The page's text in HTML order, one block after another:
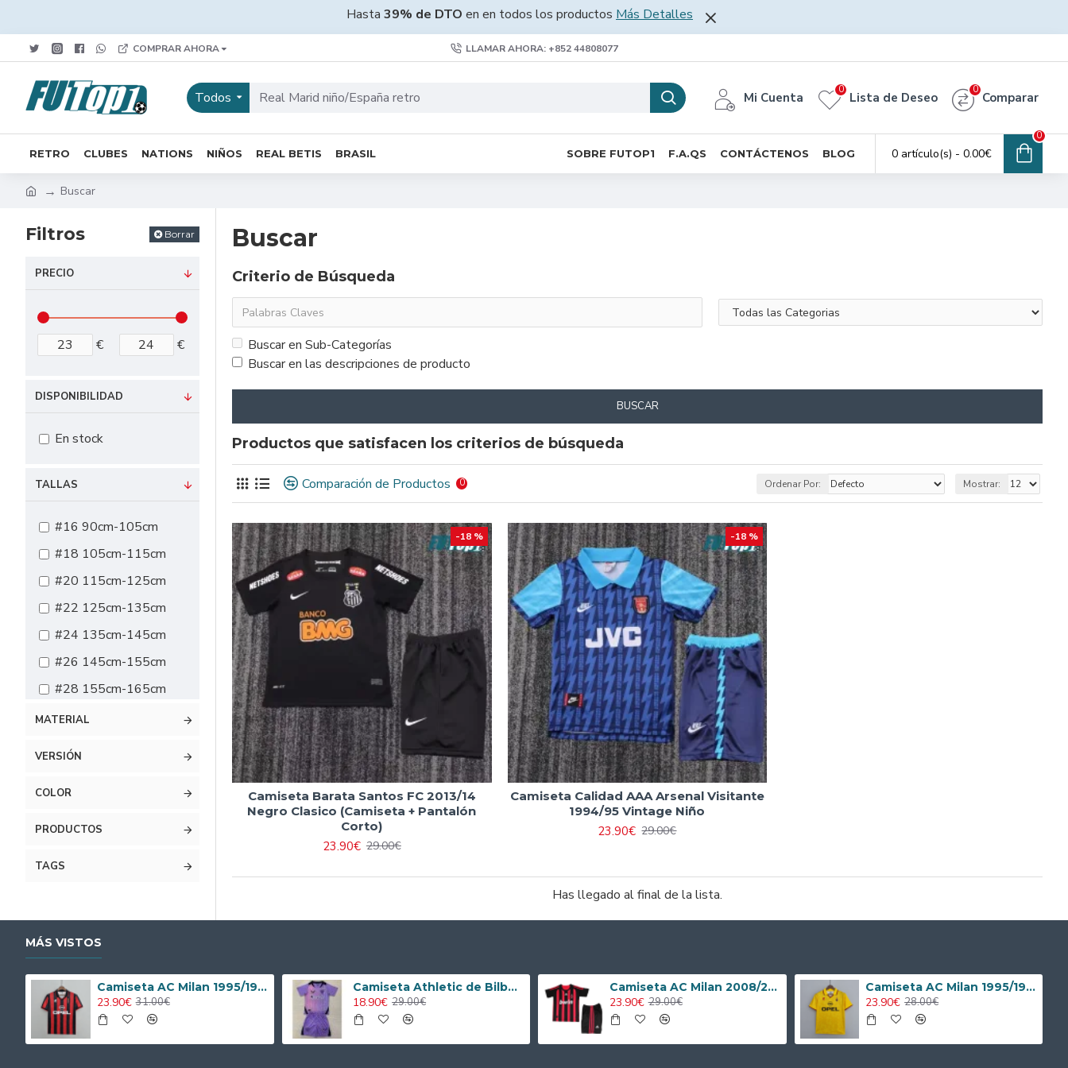
Hasta 39% de DTO en en todos los productos Más Detalles
COMPRAR AHORA LLAMAR AHORA: +852 44808077
Todos Mi Cuenta Lista de Deseo
0
Comparar
0
RETRO CLUBES NATIONS NIÑOS REAL BETIS BRASIL SOBRE FUTOP1 F.A.QS CONTÁCTENOS BLOG 0 artículo(s) - 0.00€
0
Buscar
Filtros Borrar
PRECIO
€ €
MATERIAL
VERSIÓN
COLOR
PRODUCTOS
TALLAS
#16 90cm-105cm
#18 105cm-115cm
#20 115cm-125cm
#22 125cm-135cm
#24 135cm-145cm
#26 145cm-155cm
#28 155cm-165cm
TAGS
DISPONIBILIDAD
En stock
Buscar
Criterio de Búsqueda
Buscar en Sub-Categorías
Buscar en las descripciones de producto
BUSCAR
Productos que satisfacen los criterios de búsqueda
Comparación de Productos 0 Ordenar Por: Mostrar:
-18 %
Camiseta Barata Santos FC 2013/14
Negro Clasico (Camiseta + Pantalón
Corto)
23.90€ 29.00€
-18 %
Camiseta Calidad AAA Arsenal Visitante
1994/95 Vintage Niño
23.90€ 29.00€
Has llegado al final de la lista.
MÁS VISTOS
Camiseta AC Milan 1995/1996 Local Retro
23.90€ 31.00€
Camiseta Athletic de Bilbao 2024/2025 Alternativo Niño Kit
18.90€ 29.00€
Camiseta AC Milan 2008/2009 Local Retro Niño Kit
23.90€ 29.00€
Camiseta AC Milan 1995/1996 Alternativo Retro
23.90€ 28.00€